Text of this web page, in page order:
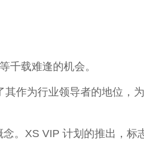
千载难逢的机会。
作为行业领导者的地位，为
。XS VIP 计划的推出，标